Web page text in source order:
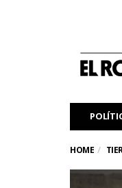
HOME